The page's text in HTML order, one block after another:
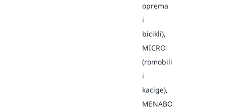
oprema
i
bicikli),
MICRO
(romobili
i
kacige),
MENABO